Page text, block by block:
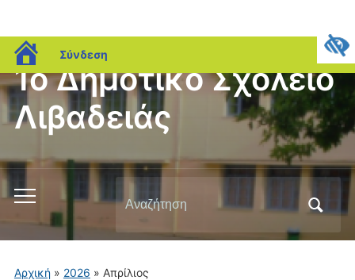
blogs.sch.gr
Σύνδεση
1ο Δημοτικό Σχολείο
Λιβαδειάς
Εναλλαγή
μενού
για
για:
Αρχική» 2026 » Απρίλιος